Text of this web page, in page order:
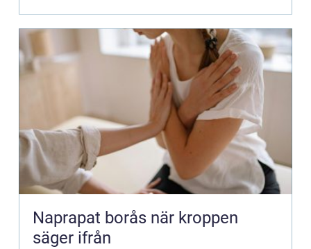
Naprapat borås när kroppen
säger ifrån